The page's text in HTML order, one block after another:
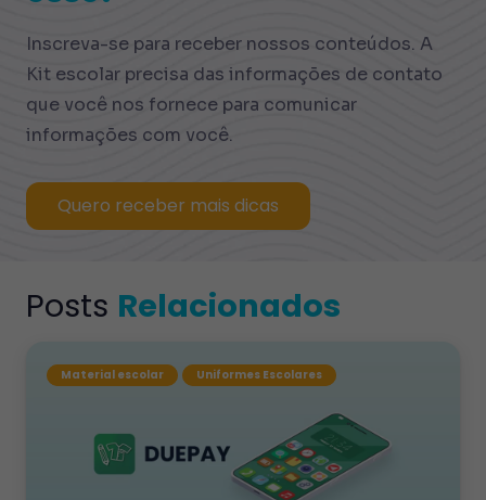
Inscreva-se para receber nossos conteúdos. A
Kit escolar precisa das informações de contato
que você nos fornece para comunicar
informações com você.
Quero receber mais dicas
Posts Relacionados
Material escolar Uniformes Escolares